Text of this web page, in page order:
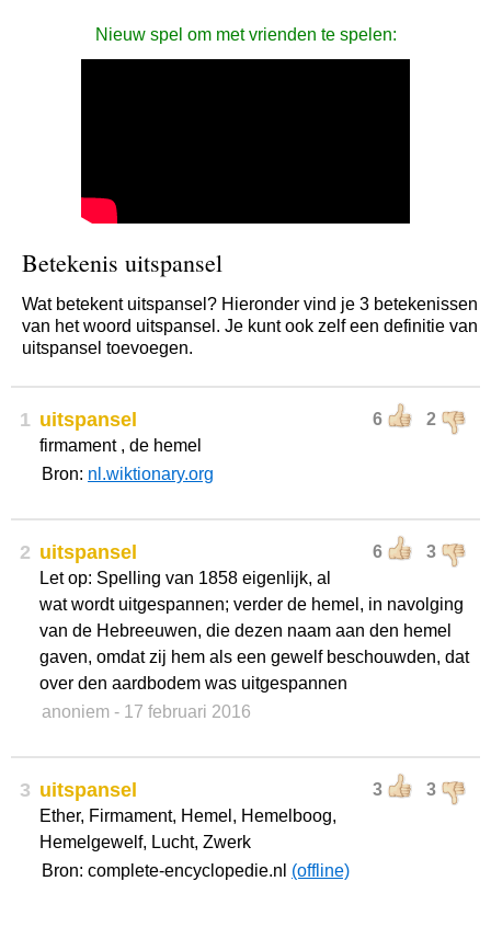
Nieuw spel om met vrienden te spelen:
Betekenis uitspansel
Wat betekent uitspansel? Hieronder vind je 3 betekenissen
van het woord uitspansel. Je kunt ook zelf een definitie van
uitspansel toevoegen.
1 6 2
uitspansel
firmament , de hemel
Bron: nl.wiktionary.org
2 6 3
uitspansel
Let op: Spelling van 1858 eigenlijk, al
wat wordt uitgespannen; verder de hemel, in navolging
van de Hebreeuwen, die dezen naam aan den hemel
gaven, omdat zij hem als een gewelf beschouwden, dat
over den aardbodem was uitgespannen
anoniem - 17 februari 2016
3 3 3
uitspansel
Ether, Firmament, Hemel, Hemelboog,
Hemelgewelf, Lucht, Zwerk
Bron: complete-encyclopedie.nl (offline)